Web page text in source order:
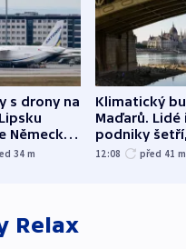
s drony na
Německo
pokus
34 m
Klimatický
Maďarů. Lidé
podniky
omezuje se
12:08 před 41 m
Relax